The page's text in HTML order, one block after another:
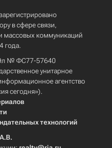
в сфере связи,
массовых коммуникаций
года.
Эл № ФС77-57640
унитарное
агентство
сегодня»).
технологий